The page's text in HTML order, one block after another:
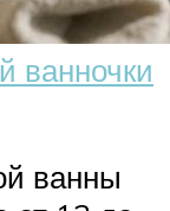
ванночки
ванны